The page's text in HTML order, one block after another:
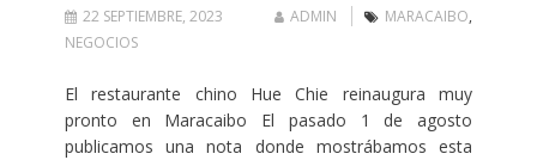
22 SEPTIEMBRE, 2023 ADMIN MARACAIBO,
NEGOCIOS
El restaurante chino Hue Chie reinaugura muy
pronto en Maracaibo El pasado 1 de agosto
publicamos una nota donde mostrábamos esta